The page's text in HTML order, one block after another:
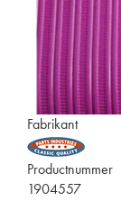
Fabrikant
Productnummer
1904557